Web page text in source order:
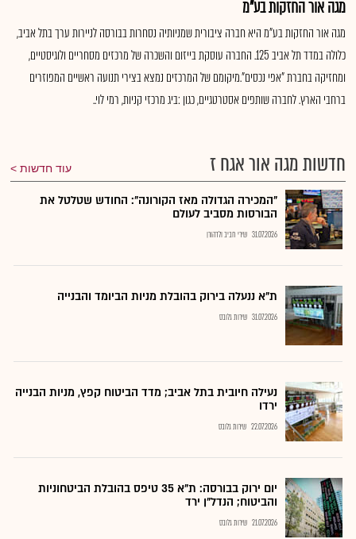
מגה אור החזקות בע"מ
מגה אור החזקות בע"מ היא חברה ציבורית שמניותיה נסחרות בבורסה לניירות ערך בתל אביב,
כלולה במדד תל אביב 125. החברה עוסקת בייזום והשכרה של מרכזים מסחריים ולוגיסטיים,
ומחזיקה בחברת "אפי נכסים".מיקומם של המרכזים נמצא בצירי תנועה ראשיים המפוזרים
ברחבי הארץ. לחברה שותפים אסטרטגיים, כגון :ביג מרכזי קניות, רמי לוי..
חדשות מגה אור אגח ז עוד חדשות
"המכירה הגדולה מאז הקורונה": החודש שטלטל את
הבורסות מסביב לעולם
31.07.2026 שירי חביב ולדהורן
ת"א ננעלה בירוק בהובלת מניות הביומד והבנייה
31.07.2026 שירות גלובס
נעילה חיובית בתל אביב; מדד הביטוח קפץ, מניות הבנייה
ירדו
22.07.2026 שירות גלובס
יום ירוק בבורסה: ת"א 35 טיפס בהובלת הביטחוניות
והביטוח; הנדל"ן ירד
21.07.2026 שירות גלובס